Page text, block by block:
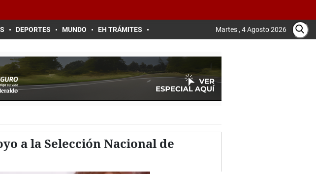
DEPORTES MUNDO EH TRÁMITES Martes , 4 Agosto 2026
a la Selección Nacional de